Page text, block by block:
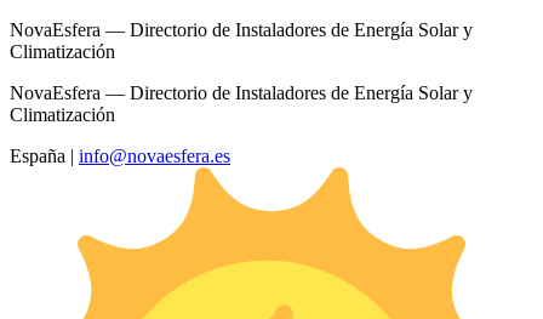
NovaEsfera — Directorio de Instaladores de Energía Solar y
Climatización
NovaEsfera — Directorio de Instaladores de Energía Solar y
Climatización
España | info@novaesfera.es